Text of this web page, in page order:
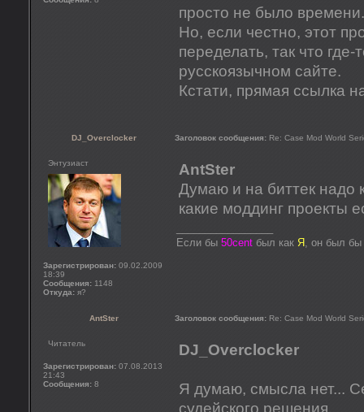
просто не было времени.
Но, если честно, этот
переделать, так что
русскоязычном сайте.
Кстати, прямая ссылка
DJ_Overclocker Заголовок сообщения: Re: Case Mod World
Энтузиаст
Зарегистрирован: 09.02.2009
18:39
Сообщения: 1148
Откуда: я?
AntSter
Думаю и на биттек надо
какие моддинг проекты
Если бы 50cent был как Я , он был бы
AntSter Заголовок сообщения: Re: Case Mod World
Читатель
Зарегистрирован: 07.08.2013
21:43
Сообщения: 8
DJ_Overclocker
Я думаю, смысла нет...
судейского решения.